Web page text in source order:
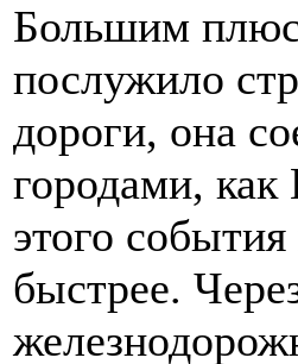
Большим
послужило
дороги, она
городами,
этого
быстрее.